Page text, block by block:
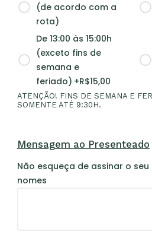
(de acordo com a
rota)
De 13:00 às 15:00h
(exceto fins de
semana e
feriado) +R$15,00
ATENÇÃO! FINS DE SEMANA E
SOMENTE ATÉ 9:30H.
Mensagem ao Presenteado
Não esqueça de assinar o
nomes